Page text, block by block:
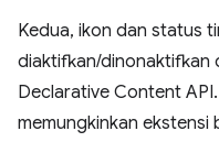
Kedua, ikon dan status
diaktifkan/dinonaktifkan
Declarative Content
memungkinkan ekstensi